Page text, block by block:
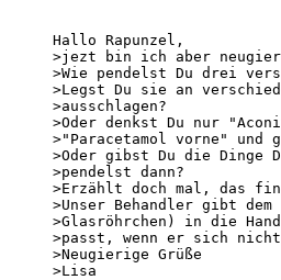
Hallo Rapunzel,
>jezt bin ich aber
>Wie pendelst Du drei
>Legst Du sie an
>ausschlagen?
>Oder denkst Du nur
>"Paracetamol vorne" und
>Oder gibst Du die Dinge
>pendelst dann?
>Erzählt doch mal, das
>Unser Behandler gibt
>Glasröhrchen) in die
>passt, wenn er sich
>Neugierige Grüße
>Lisa